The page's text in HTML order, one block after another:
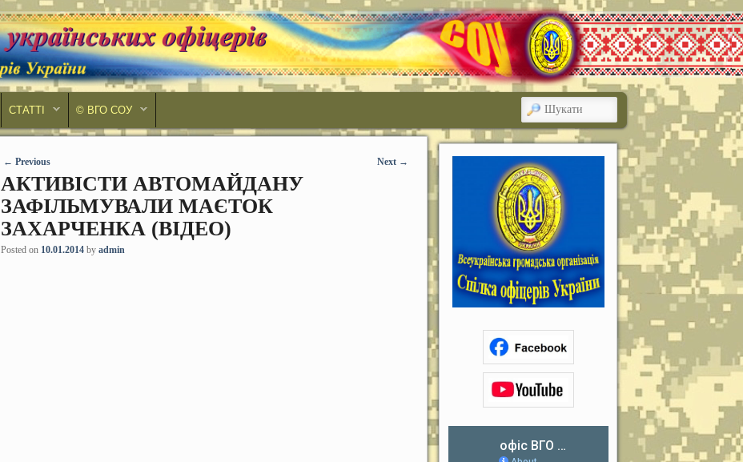
СТАТТІ © ВГО СОУ ШУКАТИ
Post navigation
← Previous Next →
АКТИВІСТИ АВТОМАЙДАНУ
ЗАФІЛЬМУВАЛИ МАЄТОК
ЗАХАРЧЕНКА (ВІДЕО)
Posted on 10.01.2014 by admin